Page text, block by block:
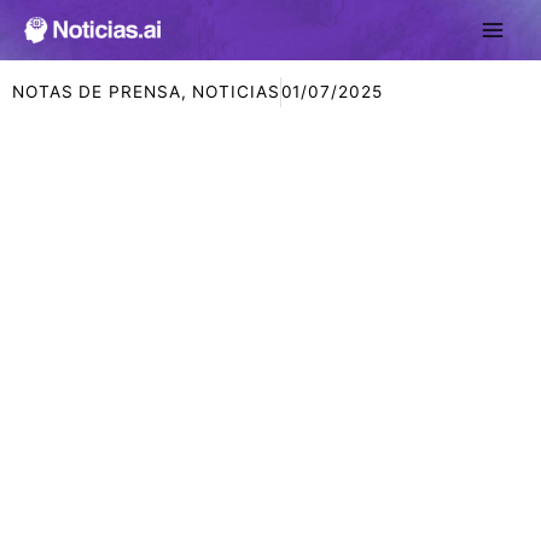
NOTAS DE PRENSA, NOTICIAS01/07/2025